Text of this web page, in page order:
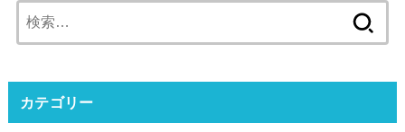
索:
カテゴリー